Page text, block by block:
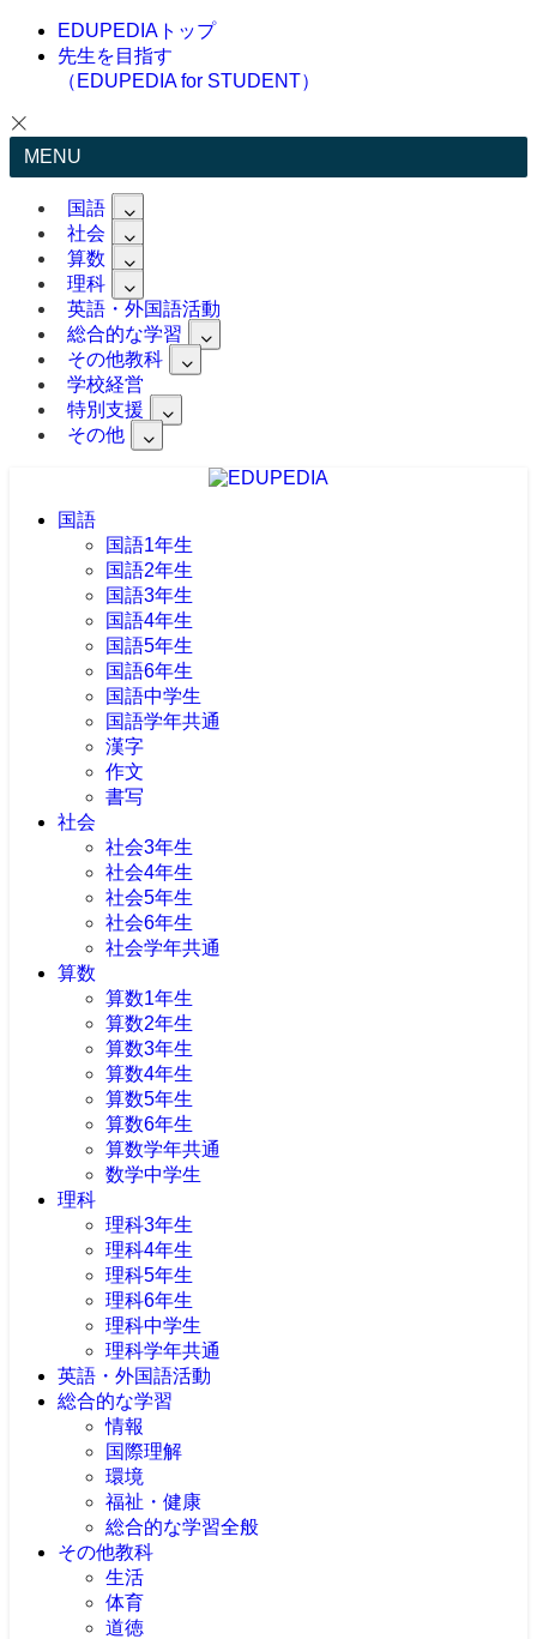
EDUPEDIAトップ
先生を目指す
（EDUPEDIA for STUDENT）
MENU
国語
社会
算数
理科
英語・外国語活動
総合的な学習
その他教科
学校経営
特別支援
その他
国語
国語1年生
国語2年生
国語3年生
国語4年生
国語5年生
国語6年生
国語中学生
国語学年共通
漢字
作文
書写
社会
社会3年生
社会4年生
社会5年生
社会6年生
社会学年共通
算数
算数1年生
算数2年生
算数3年生
算数4年生
算数5年生
算数6年生
算数学年共通
数学中学生
理科
理科3年生
理科4年生
理科5年生
理科6年生
理科中学生
理科学年共通
英語・外国語活動
総合的な学習
情報
国際理解
環境
福祉・健康
総合的な学習全般
その他教科
生活
体育
道徳